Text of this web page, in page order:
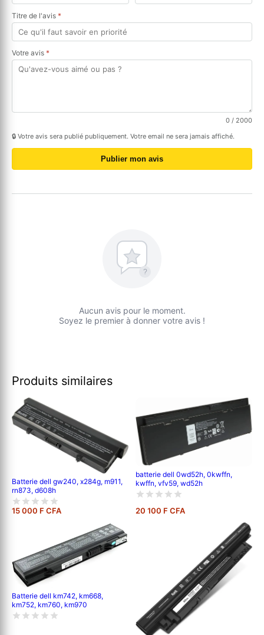
Titre de l'avis *
Votre avis *
0 / 2000
🔒 Votre avis sera publié publiquement. Votre email ne sera jamais affiché.
Publier mon avis
?
Aucun avis pour le moment.
Soyez le premier à donner votre avis !
Produits similaires
Batterie dell gw240, x284g, m911,
rn873, d608h
15 000 F CFA
batterie dell 0wd52h, 0kwffn,
kwffn, vfv59, wd52h
20 100 F CFA
Batterie dell km742, km668,
km752, km760, km970